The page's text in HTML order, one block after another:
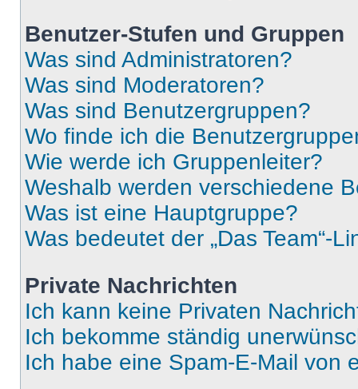
Benutzer-Stufen und Gruppen
Was sind Administratoren?
Was sind Moderatoren?
Was sind Benutzergruppen?
Wo finde ich die
Wie werde ich Gruppenleiter?
Weshalb werden verschiedene
Was ist eine Hauptgruppe?
Was bedeutet der „Das Team“-
Private Nachrichten
Ich kann keine Privaten
Ich bekomme ständig
Ich habe eine Spam-E-Mail von